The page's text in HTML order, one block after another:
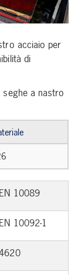
acciaio per
di
a nastro
10089
10092-1